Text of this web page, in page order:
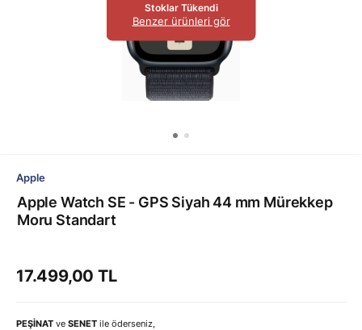
Stoklar Tükendi
Benzer ürünleri gör
Apple
Apple Watch SE - GPS Siyah 44 mm Mürekkep
Moru Standart
17.499,00 TL
PEŞİNAT ve SENET ile öderseniz,